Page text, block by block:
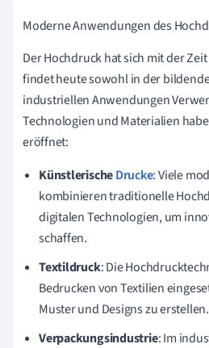
Moderne Anwendungen des
Der Hochdruck hat sich mit der
findet heute sowohl in der
industriellen Anwendungen
Technologien und Materialien
eröffnet:
KünstlerischeDrucke: Viele
kombinieren traditionelle
digitalen Technologien, um
schaffen.
Textildruck: Die
Bedrucken von Textilien
Muster und Designs zu erstellen.
Verpackungsindustrie: Im